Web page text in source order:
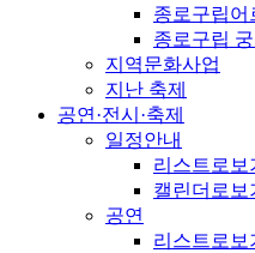
종로구립어
종로구립
지역문화사업
지난 축제
공연·전시·축제
일정안내
리스트로보
캘린더로보
공연
리스트로보